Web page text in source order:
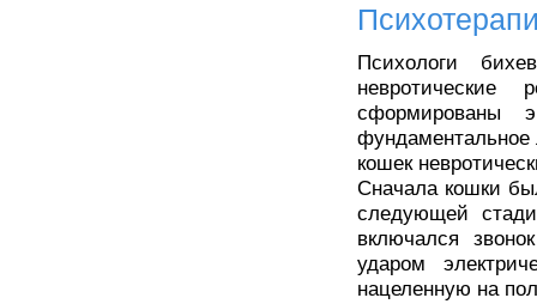
Психологи
сформированы
фундаментальное
кошек
Сначала кошки
следующей
включался
ударом
нацеленную на